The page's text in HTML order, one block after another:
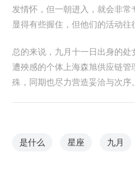
发情怀，但一朝进入，就会非
显得有些握住，但他们的活动往
总的来说，九月十一日出身的
遭殃感的个体上海森旭供应链
殊，同期也尽力营造妥洽与次序。
是什么 星座 九月